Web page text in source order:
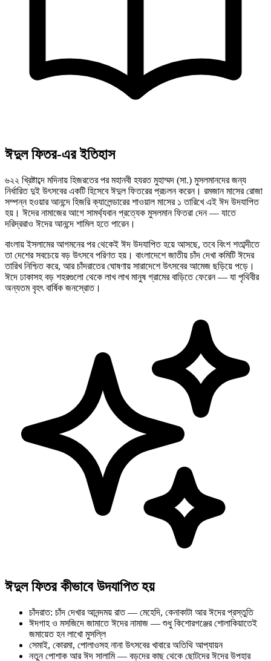
ঈদুল ফিতর-এর ইতিহাস
৬২২ খ্রিষ্টাব্দে মদিনায় হিজরতের পর মহানবী হযরত মুহাম্মদ (সা.) মুসলমানদের জন্য
নির্ধারিত দুই উৎসবের একটি হিসেবে ঈদুল ফিতরের প্রচলন করেন। রমজান মাসের রোজা
সম্পন্ন হওয়ার আনন্দে হিজরি ক্যালেন্ডারের শাওয়াল মাসের ১ তারিখে এই ঈদ উদযাপিত
হয়। ঈদের নামাজের আগে সামর্থ্যবান প্রত্যেক মুসলমান ফিতরা দেন — যাতে
দরিদ্ররাও ঈদের আনন্দে শামিল হতে পারেন।
বাংলায় ইসলামের আগমনের পর থেকেই ঈদ উদযাপিত হয়ে আসছে, তবে বিংশ শতাব্দীতে
তা দেশের সবচেয়ে বড় উৎসবে পরিণত হয়। বাংলাদেশে জাতীয় চাঁদ দেখা কমিটি ঈদের
তারিখ নিশ্চিত করে, আর চাঁদরাতের ঘোষণায় সারাদেশে উৎসবের আমেজ ছড়িয়ে পড়ে।
ঈদে ঢাকাসহ বড় শহরগুলো থেকে লাখ লাখ মানুষ গ্রামের বাড়িতে ফেরেন — যা পৃথিবীর
অন্যতম বৃহৎ বার্ষিক জনস্রোত।
ঈদুল ফিতর কীভাবে উদযাপিত হয়
চাঁদরাত: চাঁদ দেখার আনন্দময় রাত — মেহেদি, কেনাকাটা আর ঈদের প্রস্তুতি
ঈদগাহ ও মসজিদে জামাতে ঈদের নামাজ — শুধু কিশোরগঞ্জের শোলাকিয়াতেই
জমায়েত হন লাখো মুসল্লি
সেমাই, কোরমা, পোলাওসহ নানা উৎসবের খাবারে অতিথি আপ্যায়ন
নতুন পোশাক আর ঈদ সালামি — বড়দের কাছ থেকে ছোটদের ঈদের উপহার